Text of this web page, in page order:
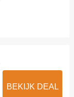
BEKIJK DEAL